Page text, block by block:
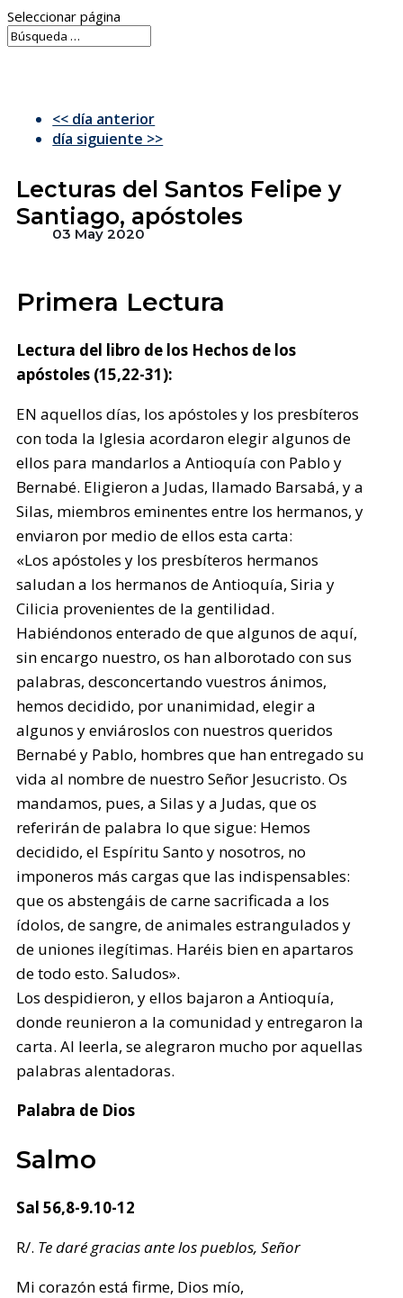
Seleccionar página
<< día anterior
día siguiente >>
Lecturas del Santos Felipe y
Santiago, apóstoles
03 May 2020
Primera Lectura
Lectura del libro de los Hechos de los
apóstoles (15,22-31):
EN aquellos días, los apóstoles y los presbíteros
con toda la Iglesia acordaron elegir algunos de
ellos para mandarlos a Antioquía con Pablo y
Bernabé. Eligieron a Judas, llamado Barsabá, y a
Silas, miembros eminentes entre los hermanos, y
enviaron por medio de ellos esta carta:
«Los apóstoles y los presbíteros hermanos
saludan a los hermanos de Antioquía, Siria y
Cilicia provenientes de la gentilidad.
Habiéndonos enterado de que algunos de aquí,
sin encargo nuestro, os han alborotado con sus
palabras, desconcertando vuestros ánimos,
hemos decidido, por unanimidad, elegir a
algunos y enviároslos con nuestros queridos
Bernabé y Pablo, hombres que han entregado su
vida al nombre de nuestro Señor Jesucristo. Os
mandamos, pues, a Silas y a Judas, que os
referirán de palabra lo que sigue: Hemos
decidido, el Espíritu Santo y nosotros, no
imponeros más cargas que las indispensables:
que os abstengáis de carne sacrificada a los
ídolos, de sangre, de animales estrangulados y
de uniones ilegítimas. Haréis bien en apartaros
de todo esto. Saludos».
Los despidieron, y ellos bajaron a Antioquía,
donde reunieron a la comunidad y entregaron la
carta. Al leerla, se alegraron mucho por aquellas
palabras alentadoras.
Palabra de Dios
Salmo
Sal 56,8-9.10-12
R/. Te daré gracias ante los pueblos, Señor
Mi corazón está firme, Dios mío,